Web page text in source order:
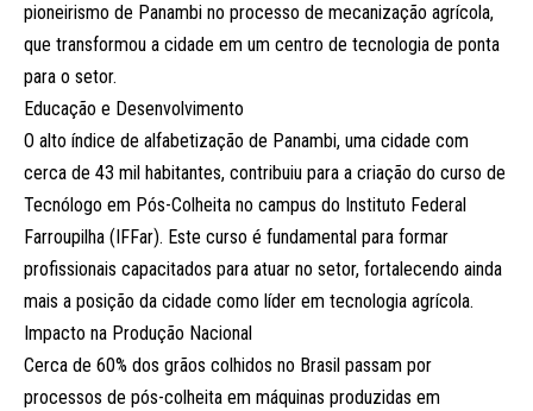
pioneirismo de Panambi no processo de mecanização agrícola,
que transformou a cidade em um centro de tecnologia de ponta
para o setor.
Educação e Desenvolvimento
O alto índice de alfabetização de Panambi, uma cidade com
cerca de 43 mil habitantes, contribuiu para a criação do curso de
Tecnólogo em Pós-Colheita no campus do Instituto Federal
Farroupilha (IFFar). Este curso é fundamental para formar
profissionais capacitados para atuar no setor, fortalecendo ainda
mais a posição da cidade como líder em tecnologia agrícola.
Impacto na Produção Nacional
Cerca de 60% dos grãos colhidos no Brasil passam por
processos de pós-colheita em máquinas produzidas em